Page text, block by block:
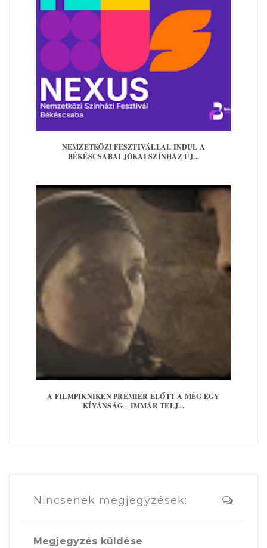
NEMZETKÖZI FESZTIVÁLLAL INDUL A
BÉKÉSCSABAI JÓKAI SZÍNHÁZ ÚJ...
A FILMPIKNIKEN PREMIER ELŐTT A MÉG EGY
KÍVÁNSÁG – IMMÁR TELJ...
Nincsenek megjegyzések:
Megjegyzés küldése